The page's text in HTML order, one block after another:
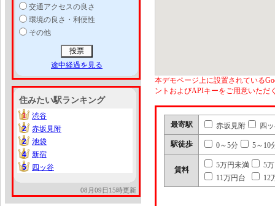
交通アクセスの良さ
環境の良さ・利便性
その他
途中経過を見る
住みたい駅ランキング
1
1
渋谷
2
2
赤坂見附
2
2
池袋
4
4
新宿
5
5 四ッ谷
08月09日15時更新
本デモページ上に設置されている
ントおよびAPIキーをご用意いただ
最寄駅 赤坂見附 四
駅徒歩 0～5分 5～10
賃料
5万円未満
5
11万円台
12